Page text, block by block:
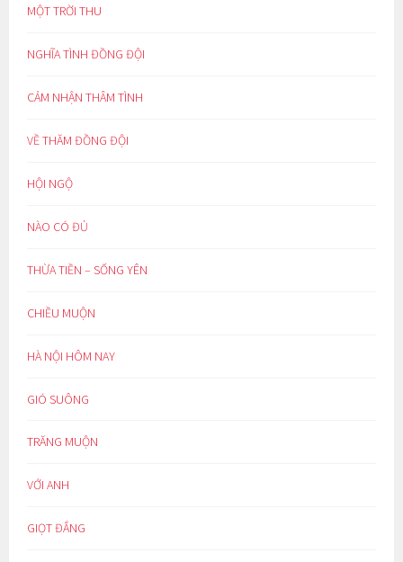
MỘT TRỜI THU
NGHĨA TÌNH ĐỒNG ĐỘI
CẢM NHẬN THÂM TÌNH
VỀ THĂM ĐỒNG ĐỘI
HỘI NGỘ
NÀO CÓ ĐỦ
THỪA TIỀN – SỐNG YÊN
CHIỀU MUỘN
HÀ NỘI HÔM NAY
GIÓ SUÔNG
TRĂNG MUỘN
VỚI ANH
GIỌT ĐẮNG